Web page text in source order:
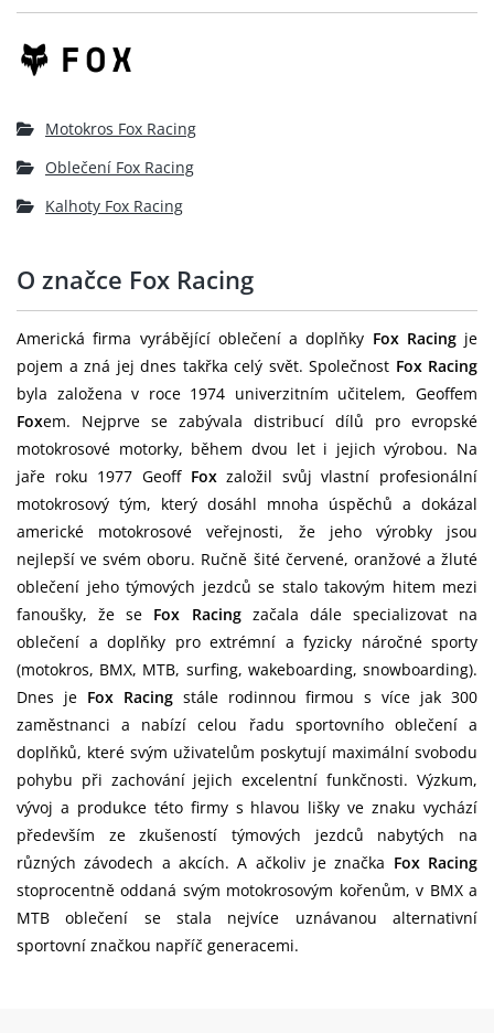
Motokros Fox Racing
Oblečení Fox Racing
Kalhoty Fox Racing
O značce Fox Racing
Americká firma vyrábějící oblečení a doplňky Fox Racingje
pojem a zná jej dnes takřka celý svět. Společnost Fox Racing
byla založena v roce 1974 univerzitním učitelem, Geoffem
Foxem. Nejprve se zabývala distribucí dílů pro evropské
motokrosové motorky, během dvou let i jejich výrobou. Na
jaře roku 1977 Geoff Foxzaložil svůj vlastní profesionální
motokrosový tým, který dosáhl mnoha úspěchů a dokázal
americké motokrosové veřejnosti, že jeho výrobky jsou
nejlepší ve svém oboru. Ručně šité červené, oranžové a žluté
oblečení jeho týmových jezdců se stalo takovým hitem mezi
fanoušky, že se Fox Racingzačala dále specializovat na
oblečení a doplňky pro extrémní a fyzicky náročné sporty
(motokros, BMX, MTB, surfing, wakeboarding, snowboarding).
Dnes je Fox Racingstále rodinnou firmou s více jak 300
zaměstnanci a nabízí celou řadu sportovního oblečení a
doplňků, které svým uživatelům poskytují maximální svobodu
pohybu při zachování jejich excelentní funkčnosti. Výzkum,
vývoj a produkce této firmy s hlavou lišky ve znaku vychází
především ze zkušeností týmových jezdců nabytých na
různých závodech a akcích. A ačkoliv je značka Fox Racing
stoprocentně oddaná svým motokrosovým kořenům, v BMX a
MTB oblečení se stala nejvíce uznávanou alternativní
sportovní značkou napříč generacemi.